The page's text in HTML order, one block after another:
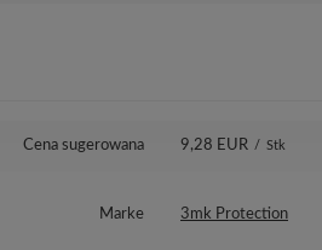
Cena sugerowana 9,28 EUR / Stk
Marke 3mk Protection